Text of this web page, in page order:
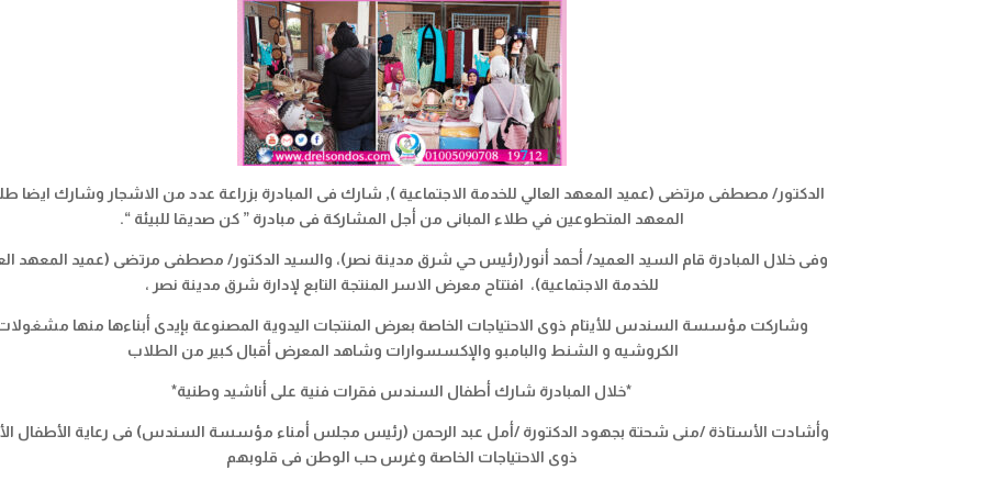
الدكتور/ مصطفى مرتضى (عميد المعهد العالي للخدمة الاجتماعية ), شارك فى المبادرة بزراعة عدد من الاشجار وشارك ايضا
المعهد المتطوعين في طلاء المبانى من أجل المشاركة فى مبادرة ” كن صديقا للبيئة “.
وفى خلال المبادرة قام السيد العميد/ أحمد أنور(رئيس حي شرق مدينة نصر)، والسيد الدكتور/ مصطفى مرتضى (عميد المعهد
للخدمة الاجتماعية)، افتتاح معرض الاسر المنتجة التابع لإدارة شرق مدينة نصر ،
وشاركت مؤسسة السندس للأيتام ذوى الاحتياجات الخاصة بعرض المنتجات اليدوية المصنوعة بإيدى أبناءها منها
الكروشيه و الشنط والبامبو والإكسسوارات وشاهد المعرض أقبال كبير من الطلاب
*خلال المبادرة شارك أطفال السندس فقرات فنية على أناشيد وطنية*
وأشادت الأستاذة /منى شحتة بجهود الدكتورة /أمل عبد الرحمن (رئيس مجلس أمناء مؤسسة السندس) فى رعاية الأطفال
ذوى الاحتياجات الخاصة وغرس حب الوطن فى قلوبهم